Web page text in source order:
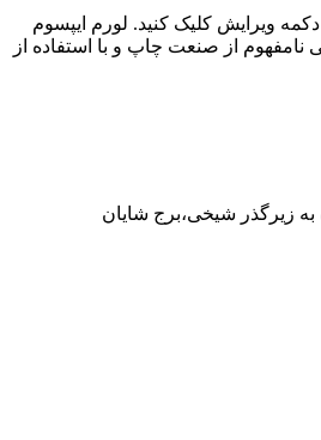
ویرایش کلیک کنید. لورم ایپسوم
نامفهوم از صنعت چاپ و با استفاده از
به زیرگذر شیخی،برج شایان